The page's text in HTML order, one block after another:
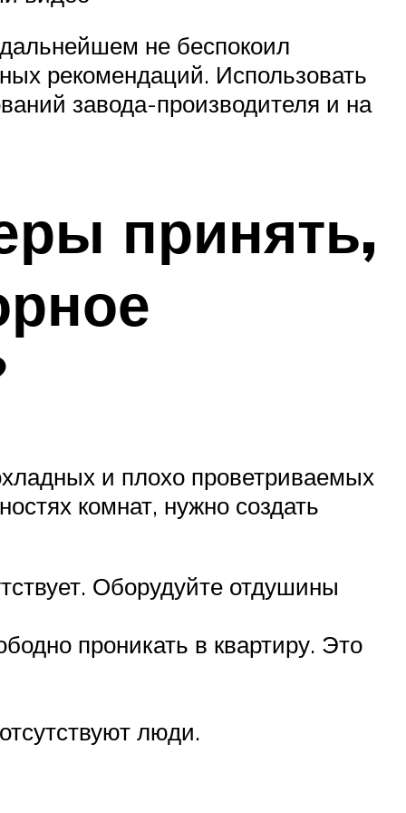
не беспокоил
рекомендаций. Использовать
завода-производителя и на
принять,
и плохо проветриваемых
комнат, нужно создать
Оборудуйте отдушины
проникать в квартиру. Это
люди.